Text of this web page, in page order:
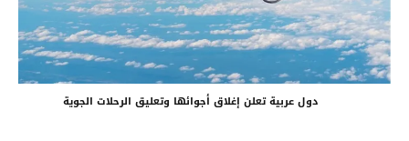
دول عربية تعلن إغلاق أجوائها وتعليق الرحلات الجوية